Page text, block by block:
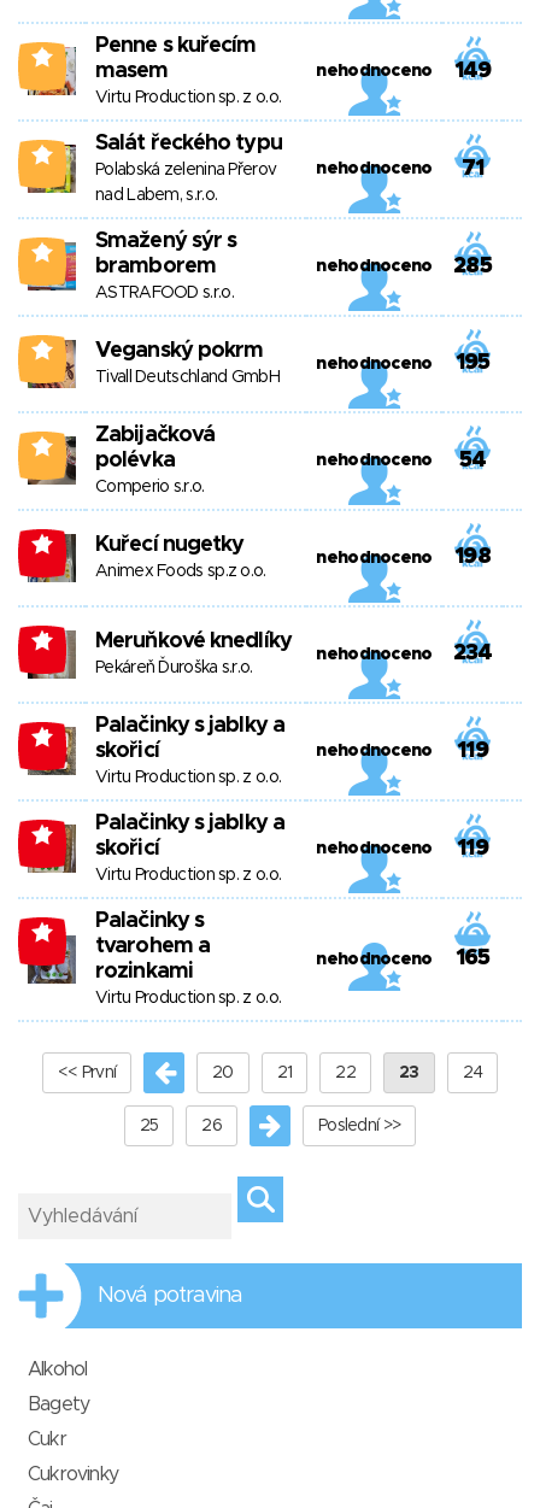
0
Penne s kuřecím
masem
Virtu Production sp. z o.o.
nehodnoceno 149
0 Salát řeckého typu
Polabská zelenina Přerov
nad Labem, s.r.o.
nehodnoceno 71
0
Smažený sýr s
bramborem
ASTRAFOOD s.r.o.
nehodnoceno 285
0 Veganský pokrm
Tivall Deutschland GmbH
nehodnoceno 195
0
Zabijačková
polévka
Comperio s.r.o.
nehodnoceno 54
-1 Kuřecí nugetky
Animex Foods sp.z o.o.
nehodnoceno 198
-1 Meruňkové knedlíky
Pekáreň Ďuroška s.r.o.
nehodnoceno 234
-1
Palačinky s jablky a
skořicí
Virtu Production sp. z o.o.
nehodnoceno 119
-1
Palačinky s jablky a
skořicí
Virtu Production sp. z o.o.
nehodnoceno 119
-1
Palačinky s
tvarohem a
rozinkami
Virtu Production sp. z o.o.
nehodnoceno 165
<< První 20 21 22 23 24
25 26 Poslední >>
Nová potravina
Alkohol
Bagety
Cukr
Cukrovinky